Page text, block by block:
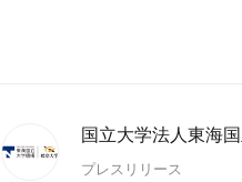
国立大学法人東海
プレスリリース